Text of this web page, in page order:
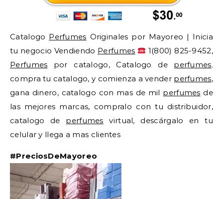
Catalogo Perfumes Originales por Mayoreo | Inicia
tu negocio Vendiendo Perfumes
1(800) 825-9452,
Perfumes por catalogo, Catalogo de perfumes.
compra tu catalogo, y comienza a vender perfumes,
gana dinero, catalogo con mas de mil perfumes de
las mejores marcas, compralo con tu distribuidor,
catalogo de perfumes virtual, descárgalo en tu
celular y llega a mas clientes
#PreciosDeMayoreo